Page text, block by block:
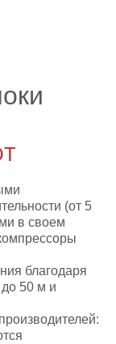
(от 5
в своем
благодаря
50 м и